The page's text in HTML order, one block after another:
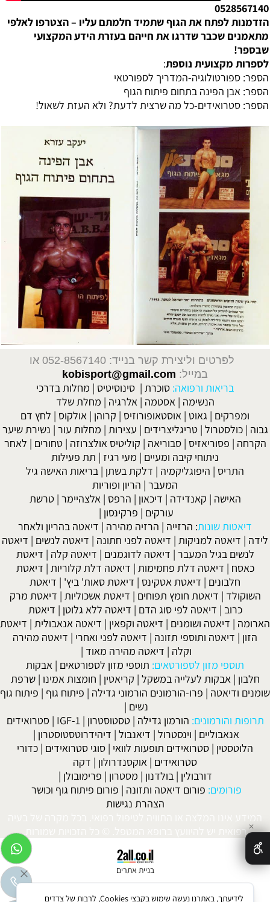
0528567140
הזדמנות לפתח את הגוף שתמיד חלמתם עליו – הצטרפו לאלפי
מתאמנים שכבר שדרגו את חייהם בעזרת הידע המקצועי
שבספר!
לספרות מקצועית נוספת:
הספר: ספורטולוגיה-המדריך לספורטאי
הספר: אבן הפינה בתחום פיתוח הגוף
הספר: סטרואידים-כל מה שרצית לדעת? ולא העזת לשאול!
לפרטים וליצירת קשר בנייד: 052-8567140
או
במייל: kobisport@gmail.com
בריאות ורפואה: סוכרת | סינוסיטיס | מחלות בדרכי
הנשימה |אסטמה |אלרגיה | מחלת שלד
ומפרקים | גאוט | אוסטאופורוזיס | קרוהן | אולקוס | לחץ דם
גבוה |כולסטרול |טריגליצרידים | עצירות | מחלות עור | נשירת שיער
הקרחה | פסוריאזיס |סבוריאה | קוליטיס אולצרוזה |טחורים | לאחר
ניתוחי קיבה ומעיים | מעי רגיז | תת פעילות
התריס | היפוגליקמיה | דלקת בשתן | בריאות האישה גיל
המעבר | הריון ופוריות
האישה | קאנדידה | דיכאון | הרפס |אלצהיימר |טרשת
עורקים | פרקינסון |
דיאטות שונות: הרזייה | הרזיה מהירה | דיאטה בהריון ולאחר
לידה | דיאטה למניקות | דיאטה לפני חתונה | דיאטה לנשים | דיאטה
לנשים בגיל המעבר | דיאטה לדוגמנים | דיאטה קלה | דיאטת
כאסח | דיאטה דלת פחמימות | דיאטה דלת קלוריות | דיאטת
חלבונים | דיאטת אטקינס | דיאטת סאות' ביץ' | דיאטת
השוקולד | דיאטת חומץ תפוחים | דיאטת אשכוליות | דיאטת מרק
כרוב | דיאטה לפי סוג הדם | דיאטה ללא גלוטן | דיאטת
הארומה | דיאטה ושומנים | דיאטה וקפאין | דיאטה אנאבולית | דיאטת
הזון | דיאטה ותוספי תזונה | דיאטה לפני ואחרי | דיאטה מהירה
וקלה | דיאטה מהירה מאוד |
תוספי מזון לספורטאים: תוספי מזון לספורטאים | אבקות
חלבון |אבקות לעלייה במשקל | קריאטין | חומצות אמינו |שרפת
שומנים ודיאטה | פרו-הורמונים הורמוני גדילה | פיתוח גוף | פיתוח גוף
נשים |
תרופות והורמונים: הורמון גדילה |טסטוסטרון |
IGF-1
|סטרואידים
אנאבוליים | וינסטרול | דיאנבול | דיהידרוטסטוסטרון |
הלוטסטין | סטרואידים תופעות לוואי | סוגי סטרואידים | כדורי
סטרואידים | אוקסנדרולון | דקה
דורבולין |בולדנון | מסטרון | פרימובולן |
פורומים: פורום דיאטה ותזונה | פורום פיתוח גוף וכושר
הצהרת נגישות
המידע אינו המלצה או התוויה לטיפול רפואי. בכל מקרה של בעיה
רפואית יש להיוועץ ברופא המטפל. © כל הזכויות שמורות.
בניית אתרים
✕
לידיעתך, באתרנו נעשה שימוש בקבצי Cookies, לרבות של צדדים